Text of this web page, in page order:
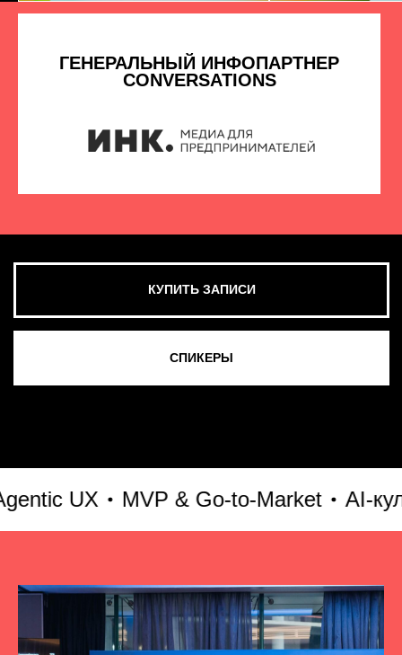
UX MVP & Go-to-Market AI-
СМОТРЕТЬ ВСЕ ФОТО